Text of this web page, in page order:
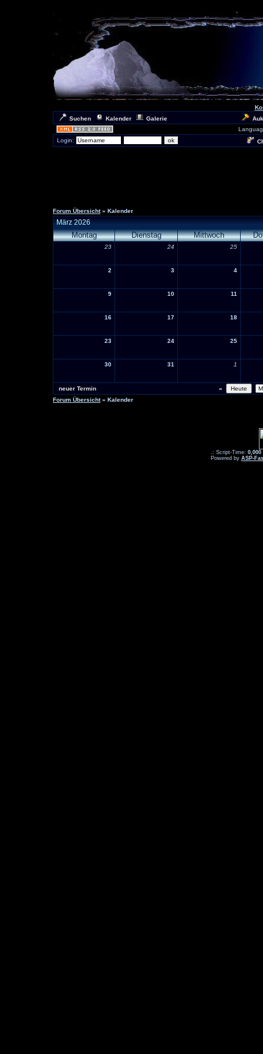
Suchen
Kalender Galerie
Login:
Forum Übersicht» Kalender
März 2026
Montag Dienstag Mittwoch
23 24 25
2 3 4
9 10 11
16 17 18
23 24 25
30 31 1
neuer Termin
«
Forum Übersicht» Kalender
.: Script-Time: 0,000
Powered by ASP-